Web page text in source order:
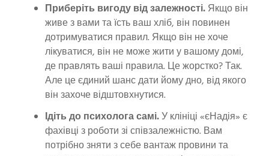
Приберіть вигоду від залежності.Якщо він
живе з вами та їсть ваш хліб, він повинен
дотримуватися правил. Якщо він не хоче
лікуватися, він не може жити у вашому домі,
де правлять ваші правила. Це жорстко? Так.
Але це єдиний шанс дати йому дно, від якого
він захоче відштовхнутися.
Ідіть до психолога самі.У клініці «єНадія» є
фахівці з роботи зі співзалежністю. Вам
потрібно зняти з себе вантаж провини та